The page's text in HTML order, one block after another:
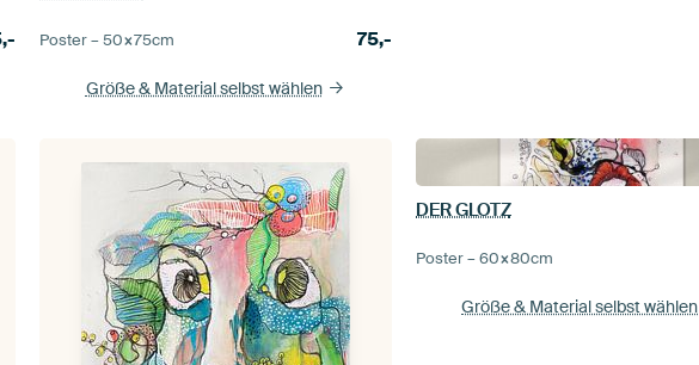
Poster –50×75cm 75,-
Größe & Material selbst wählen
DER GLOTZ
Poster –60×80cm
Größe & Material selbst wählen